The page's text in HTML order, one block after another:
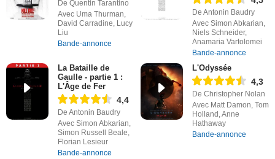
De Quentin Tarantino
Avec Uma Thurman,
David Carradine, Lucy
Liu
Bande-annonce
De Antonin Baudry
Avec Simon Abkarian,
Niels Schneider,
Anamaria Vartolomei
Bande-annonce
La Bataille de
Gaulle - partie 1 :
L'Âge de Fer
4,4
De Antonin Baudry
Avec Simon Abkarian,
Simon Russell Beale,
Florian Lesieur
Bande-annonce
L'Odyssée
4,3
De Christopher Nolan
Avec Matt Damon, Tom
Holland, Anne
Hathaway
Bande-annonce